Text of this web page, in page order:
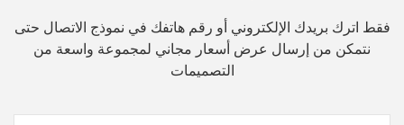
فقط اترك بريدك الإلكتروني أو رقم هاتفك في نموذج الاتصال حتى
نتمكن من إرسال عرض أسعار مجاني لمجموعة واسعة من
التصميمات